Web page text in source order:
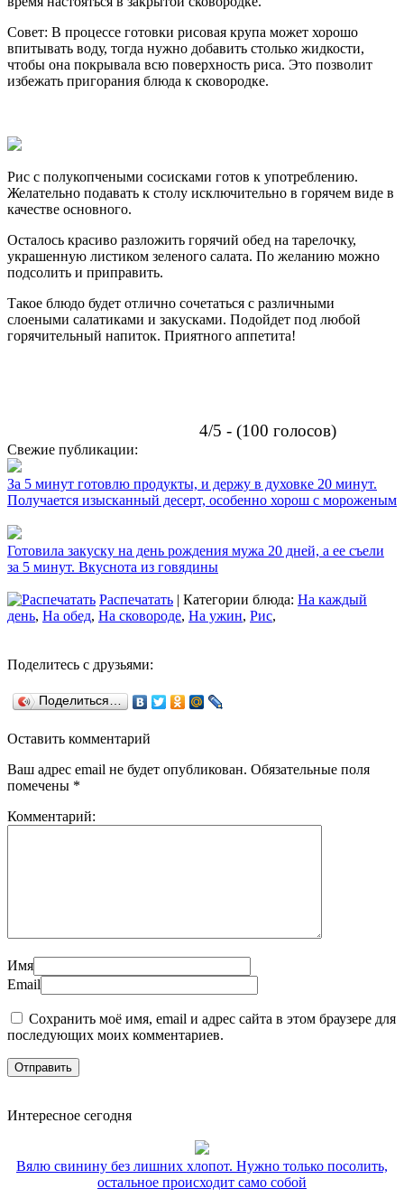
Совет: В процессе готовки рисовая крупа может хорошо
впитывать воду, тогда нужно добавить столько жидкости,
чтобы она покрывала всю поверхность риса. Это позволит
избежать пригорания блюда к сковородке.
Рис с полукопчеными сосисками готов к употреблению.
Желательно подавать к столу исключительно в горячем виде в
качестве основного.
Осталось красиво разложить горячий обед на тарелочку,
украшенную листиком зеленого салата. По желанию можно
подсолить и приправить.
Такое блюдо будет отлично сочетаться с различными
слоеными салатиками и закусками. Подойдет под любой
горячительный напиток. Приятного аппетита!
4/5 - (100 голосов)
Свежие публикации:
За 5 минут готовлю продукты, и держу в духовке 20 минут.
Получается изысканный десерт, особенно хорош с мороженым
Готовила закуску на день рождения мужа 20 дней, а ее съели
за 5 минут. Вкуснота из говядины
Распечатать | Категории блюда: На каждый
день, На обед, На сковороде, На ужин, Рис,
Поделитесь с друзьями:
Поделиться…
Оставить комментарий
Ваш адрес email не будет опубликован. Обязательные поля
помечены *
Комментарий:
Имя
Email
Сохранить моё имя, email и адрес сайта в этом браузере для
последующих моих комментариев.
Интересное сегодня
Вялю свинину без лишних хлопот. Нужно только посолить,
остальное происходит само собой